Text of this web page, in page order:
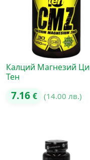
Калций Магнезий
Тен
7.16 € (14.00 лв.)